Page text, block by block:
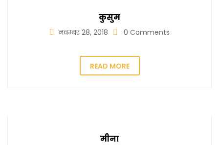
कुसुम
नवम्बर 28, 2018 0 Comments
READ MORE
मीना